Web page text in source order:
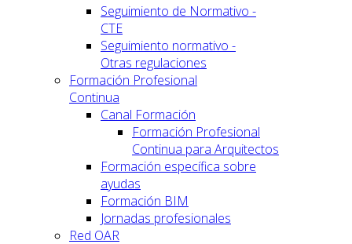
Seguimiento de Normativo -
CTE
Seguimiento normativo -
Otras regulaciones
Formación Profesional
Continua
Canal Formación
Formación Profesional
Continua para Arquitectos
Formación específica sobre
ayudas
Formación BIM
Jornadas profesionales
Red OAR